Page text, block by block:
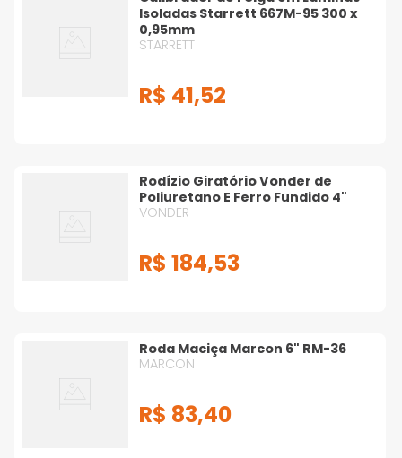
Isoladas Starrett 667M-95 300 x
0,95mm
STARRETT
R$ 41,52
Rodízio Giratório Vonder de
Poliuretano E Ferro Fundido 4"
VONDER
R$ 184,53
Roda Maciça Marcon 6" RM-36
MARCON
R$ 83,40